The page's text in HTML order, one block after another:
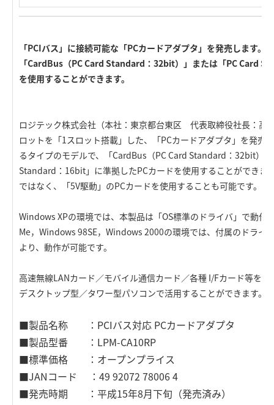
「PCIバス」に接続可能な「PCカードアダプタ」を発売します。
「CardBus（PC Card Standard：32bit）」または「PC Card
を使用することができます。
ロジテック株式会社（本社：東京都台東区 代表取締役社長：高
ロットを「1スロット搭載」した、「PCカードアダプタ」を発売
るタイプのモデルで、「CardBus（PC Card Standard：32bit）
Standard：16bit」に準拠したPCカードを使用することができま
ではなく、「5V駆動」のPCカードを使用することも可能です。
Windows XPの環境では、本製品は「OS標準のドライバ」で動作
Me，Windows 98SE，Windows 2000の環境では、付属のドライ
より、動作が可能です。
高速無線LANカード／モバイル通信カード／各種 I/Fカード等を
デスクトップ型／タワー型パソコンで活用することができます。
■製品名称 ：PCIバス対応 PCカードアダプタ
■製品型番 ：LPM-CA10RP
■標準価格 ：オープンプライス
■JANコード ：49 92072 78006 4
■発売時期 ：平成15年8月下旬（発売済み）